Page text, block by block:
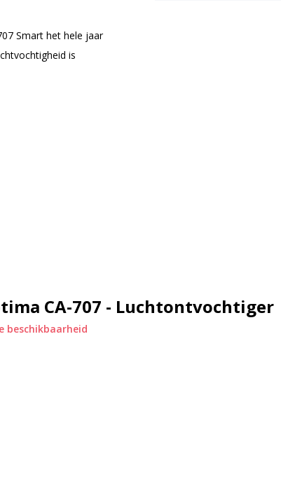
Smart het hele jaar
is
de multifunctionele
en de CA-707
binnenlucht
worden
CA-707 - Luchtontvochtiger
beschikbaarheid